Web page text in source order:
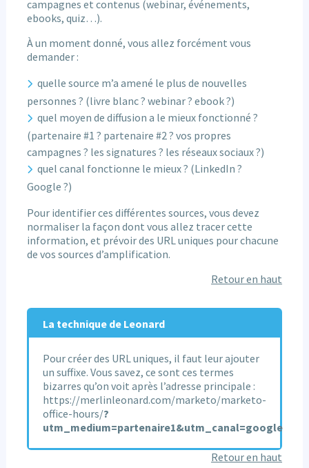
campagnes et contenus (webinar, événements,
ebooks, quiz…).
À un moment donné, vous allez forcément vous
demander :
quelle source m’a amené le plus de nouvelles
personnes ? (livre blanc ? webinar ? ebook ?)
quel moyen de diffusion a le mieux fonctionné ?
(partenaire #1 ? partenaire #2 ? vos propres
campagnes ? les signatures ? les réseaux sociaux ?)
quel canal fonctionne le mieux ? (LinkedIn ?
Google ?)
Pour identifier ces différentes sources, vous devez
normaliser la façon dont vous allez tracer cette
information, et prévoir des URL uniques pour chacune
de vos sources d’amplification.
Retour en haut
La technique de Leonard
Pour créer des URL uniques, il faut leur ajouter
un suffixe. Vous savez, ce sont ces termes
bizarres qu’on voit après l’adresse principale :
https://merlinleonard.com/marketo/marketo-
office-hours/?
utm_medium=partenaire1&utm_canal=google
Retour en haut